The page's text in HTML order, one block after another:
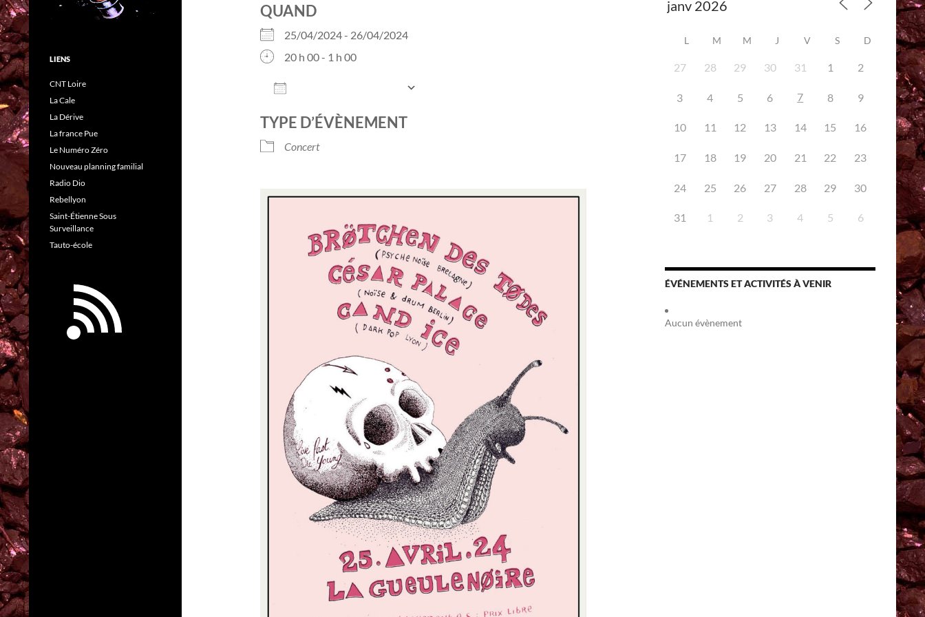
QUAND
25/04/2024 - 26/04/2024
20 h 00 - 1 h 00
Office 365
TYPE D’ÉVÈNEMENT
Concert
L M M J V S D
27 28 29 30 31 1 2
3 4 5 6 7 8 9
10 11 12 13 14 15 16
17 18 19 20 21 22 23
24 25 26 27 28 29 30
31 1 2 3 4 5 6
ÉVÉNEMENTS ET ACTIVITÉS À VENIR
Aucun évènement
LIENS
CNT Loire
La Cale
La Dérive
La france Pue
Le Numéro Zéro
Nouveau planning familial
Radio Dio
Rebellyon
Saint-Étienne Sous
Surveillance
Tauto-école